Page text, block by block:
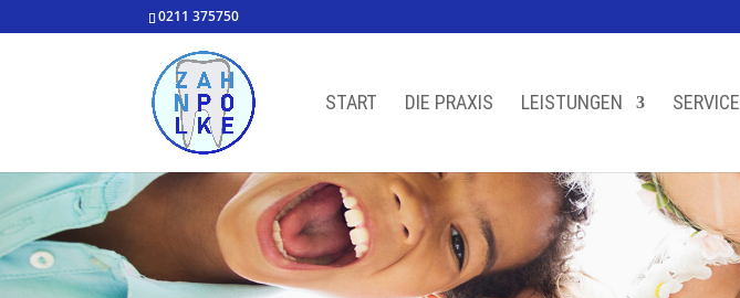
0211 375750
START DIE PRAXIS LEISTUNGEN SERVICE